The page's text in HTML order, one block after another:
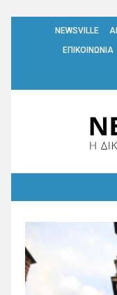
NEWSVILLE
ΕΠΙΚΟΙΝΩΝΙΑ